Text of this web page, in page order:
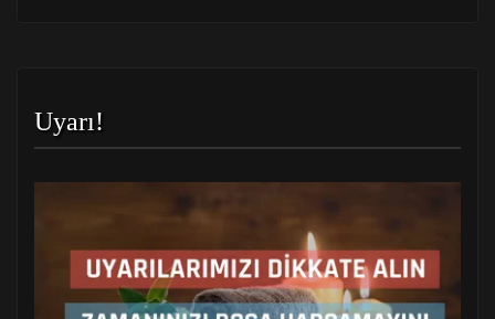
Uyarı!